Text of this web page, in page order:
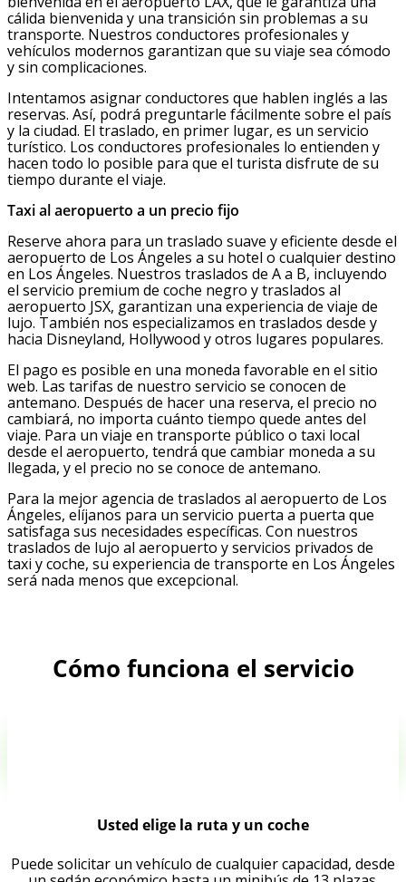
cálida bienvenida y una transición sin problemas a su
transporte. Nuestros conductores profesionales y
vehículos modernos garantizan que su viaje sea cómodo
y sin complicaciones.
Intentamos asignar conductores que hablen inglés a las
reservas. Así, podrá preguntarle fácilmente sobre el país
y la ciudad. El traslado, en primer lugar, es un servicio
turístico. Los conductores profesionales lo entienden y
hacen todo lo posible para que el turista disfrute de su
tiempo durante el viaje.
Taxi al aeropuerto a un precio fijo
Reserve ahora para un traslado suave y eficiente desde el
aeropuerto de Los Ángeles a su hotel o cualquier destino
en Los Ángeles. Nuestros traslados de A a B, incluyendo
el servicio premium de coche negro y traslados al
aeropuerto JSX, garantizan una experiencia de viaje de
lujo. También nos especializamos en traslados desde y
hacia Disneyland, Hollywood y otros lugares populares.
El pago es posible en una moneda favorable en el sitio
web. Las tarifas de nuestro servicio se conocen de
antemano. Después de hacer una reserva, el precio no
cambiará, no importa cuánto tiempo quede antes del
viaje. Para un viaje en transporte público o taxi local
desde el aeropuerto, tendrá que cambiar moneda a su
llegada, y el precio no se conoce de antemano.
Para la mejor agencia de traslados al aeropuerto de Los
Ángeles, elíjanos para un servicio puerta a puerta que
satisfaga sus necesidades específicas. Con nuestros
traslados de lujo al aeropuerto y servicios privados de
taxi y coche, su experiencia de transporte en Los Ángeles
será nada menos que excepcional.
Cómo funciona el servicio
Usted elige la ruta y un coche
Puede solicitar un vehículo de cualquier capacidad, desde